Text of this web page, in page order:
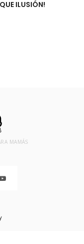
ILUSIÓN!
MAMÁS